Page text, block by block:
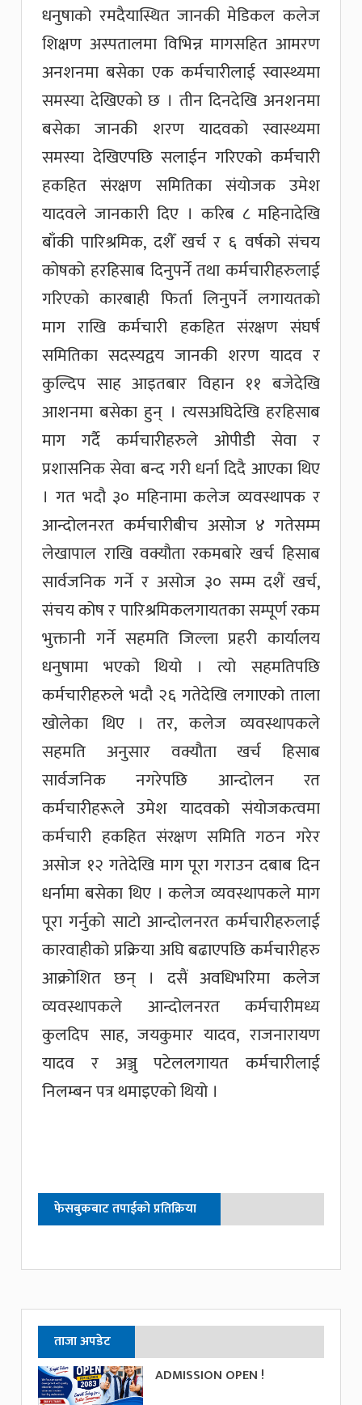
धनुषाको रमदैयास्थित जानकी मेडिकल कलेज
शिक्षण अस्पतालमा विभिन्न मागसहित आमरण
अनशनमा बसेका एक कर्मचारीलाई स्वास्थ्यमा
समस्या देखिएको छ । तीन दिनदेखि अनशनमा
बसेका जानकी शरण यादवको स्वास्थ्यमा
समस्या देखिएपछि सलाईन गरिएको कर्मचारी
हकहित संरक्षण समितिका संयोजक उमेश
यादवले जानकारी दिए । करिब ८ महिनादेखि
बाँकी पारिश्रमिक, दशैँ खर्च र ६ वर्षको संचय
कोषको हरहिसाब दिनुपर्ने तथा कर्मचारीहरुलाई
गरिएको कारबाही फिर्ता लिनुपर्ने लगायतको
माग राखि कर्मचारी हकहित संरक्षण संघर्ष
समितिका सदस्यद्वय जानकी शरण यादव र
कुल्दिप साह आइतबार विहान ११ बजेदेखि
आशनमा बसेका हुन् । त्यसअघिदेखि हरहिसाब
माग गर्दै कर्मचारीहरुले ओपीडी सेवा र
प्रशासनिक सेवा बन्द गरी धर्ना दिदै आएका थिए
। गत भदौ ३० महिनामा कलेज व्यवस्थापक र
आन्दोलनरत कर्मचारीबीच असोज ४ गतेसम्म
लेखापाल राखि वक्यौता रकमबारे खर्च हिसाब
सार्वजनिक गर्ने र असोज ३० सम्म दशैं खर्च,
संचय कोष र पारिश्रमिकलगायतका सम्पूर्ण रकम
भुक्तानी गर्ने सहमति जिल्ला प्रहरी कार्यालय
धनुषामा भएको थियो । त्यो सहमतिपछि
कर्मचारीहरुले भदौ २६ गतेदेखि लगाएको ताला
खोलेका थिए । तर, कलेज व्यवस्थापकले
सहमति अनुसार वक्यौता खर्च हिसाब
सार्वजनिक नगरेपछि आन्दोलन रत
कर्मचारीहरूले उमेश यादवको संयोजकत्वमा
कर्मचारी हकहित संरक्षण समिति गठन गरेर
असोज १२ गतेदेखि माग पूरा गराउन दबाब दिन
धर्नामा बसेका थिए । कलेज व्यवस्थापकले माग
पूरा गर्नुको साटो आन्दोलनरत कर्मचारीहरुलाई
कारवाहीको प्रक्रिया अघि बढाएपछि कर्मचारीहरु
आक्रोशित छन् । दसैं अवधिभरिमा कलेज
व्यवस्थापकले आन्दोलनरत कर्मचारीमध्य
कुलदिप साह, जयकुमार यादव, राजनारायण
यादव र अञ्जु पटेललगायत कर्मचारीलाई
निलम्बन पत्र थमाइएको थियो ।
फेसबुकबाट तपाईको प्रतिक्रिया
ताजा अपडेट
ADMISSION OPEN !